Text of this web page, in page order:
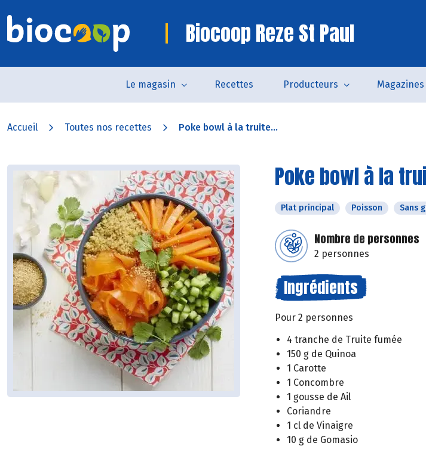
Biocoop Reze St Paul
Le magasin Recettes Producteurs Magazines
Accueil Toutes nos recettes Poke bowl à la truite...
Poke bowl à la
Plat principal Poisson Sans
Nombre de personnes
2 personnes
Ingrédients
Pour 2 personnes
4 tranche de Truite fumée
150 g de Quinoa
1 Carotte
1 Concombre
1 gousse de Ail
Coriandre
1 cl de Vinaigre
10 g de Gomasio